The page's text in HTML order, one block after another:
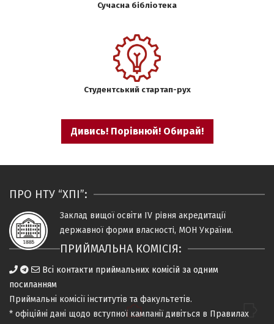
Сучасна бібліотека
Студентський стартап-рух
Дивись! Порівнюй! Обирай!
ПРО НТУ “ХПІ”:
Заклад вищої освіти IV рiвня акредитацiї
державної форми власностi, МОН України.
ПРИЙМАЛЬНА КОМІСІЯ:
Всі контакти приймальних комісій за одним
посиланням
Приймальні комісії інститутів та факультетів.
* офіційні дані щодо вступної кампанії дивіться в Правилах